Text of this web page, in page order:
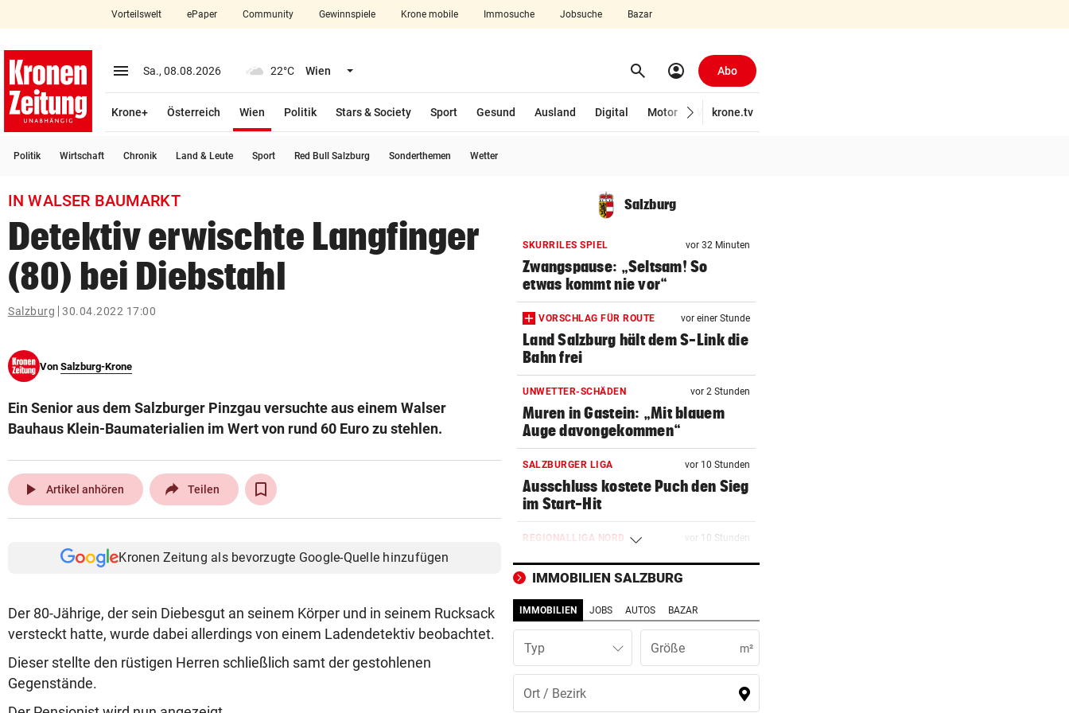
closeSchließen
account_circle Anmelden
arrow_right
bookmark
search
Suchbegriff
eingeben
© Krone Multimedia GmbH & Co KG 2026
Vorteilswelt ePaper Community Gewinnspiele Krone mobile Immosuche Jobsuche Bazar
menu Menü aufklappen
Sa., 08.08.2026 22°C Wien Menü aufklappen search Suchen
account_circle Abo
Krone+ Österreich Wien
Politik
Stars & Society Sport Gesund Ausland Digital Motor Wirtschaft
krone.tv
Politik Wirtschaft Chronik Land & Leute Sport Red Bull Salzburg Sonderthemen Wetter
IN WALSER BAUMARKT
Detektiv erwischte Langfinger
(80) bei Diebstahl
Salzburg 30.04.2022 17:00
Von Salzburg-Krone
Ein Senior aus dem Salzburger Pinzgau versuchte aus einem Walser
Bauhaus Klein-Baumaterialien im Wert von rund 60 Euro zu stehlen.
play_arrow Artikel anhören Teilen
Kronen Zeitung als bevorzugte Google-Quelle hinzufügen
Der 80-Jährige, der sein Diebesgut an seinem Körper und in seinem Rucksack
versteckt hatte, wurde dabei allerdings von einem Ladendetektiv beobachtet.
Dieser stellte den rüstigen Herren schließlich samt der gestohlenen
Gegenstände.
Salzburg
SKURRILES SPIEL vor 32 Minuten
Zwangspause: „Seltsam! So
etwas kommt nie vor“
VORSCHLAG FÜR ROUTE vor einer Stunde
Land Salzburg hält dem S-Link die
Bahn frei
UNWETTER-SCHÄDEN vor 2 Stunden
Muren in Gastein: „Mit blauem
Auge davongekommen“
SALZBURGER LIGA vor 10 Stunden
Ausschluss kostete Puch den Sieg
im Start-Hit
REGIONALLIGA NORD vor 10 Stunden
„Das war ein echtes Statement
von uns“
LIEFERING VERLIERT vor 12 Stunden
Enttäuschende Zweitliga-
Rückkehr nach Grödig
vor 12 Stunden
IMMOBILIEN SALZBURG
IMMOBILIEN JOBS AUTOS BAZAR
Typ m²